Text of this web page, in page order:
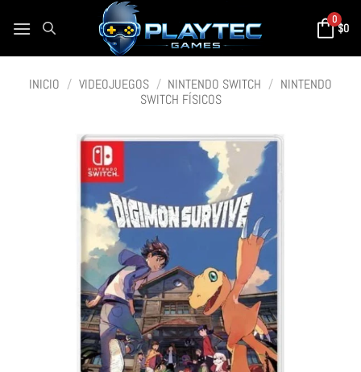
0
$0
INICIO / VIDEOJUEGOS / NINTENDO SWITCH / NINTENDO
SWITCH FÍSICOS